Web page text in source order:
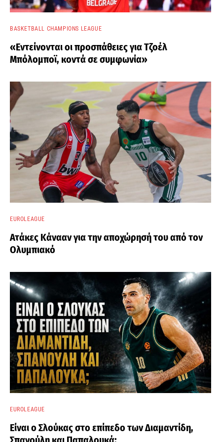
BASKETBALL CHAMPIONS LEAGUE
«Εντείνονται οι προσπάθειες για Τζοέλ
Μπόλομποϊ, κοντά σε συμφωνία»
EUROLEAGUE
Ατάκες Κάνααν για την αποχώρησή του από τον
Ολυμπιακό
EUROLEAGUE
Είναι ο Σλούκας στο επίπεδο των Διαμαντίδη,